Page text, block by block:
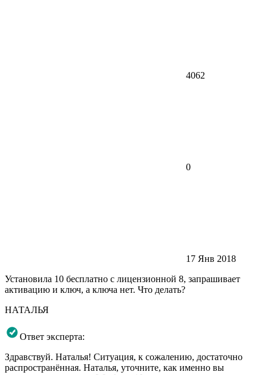
4062
0
17 Янв 2018
Установила 10 бесплатно с лицензионной 8, запрашивает
активацию и ключ, а ключа нет. Что делать?
НАТАЛЬЯ
Ответ эксперта:
Здравствуй. Наталья! Ситуация, к сожалению, достаточно
распространённая. Наталья, уточните, как именно вы